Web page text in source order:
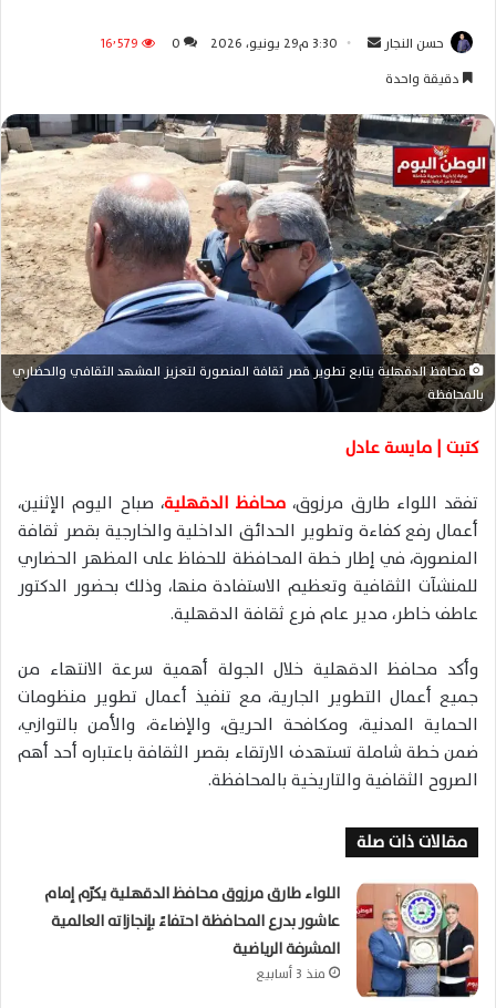
حسن النجار
ل
ب
ر
ي
د
ا
إ
ت
و
ن
3:30 م29 يونيو، 2026 0
16٬579
دقيقة واحدة
محافظ الدقهلية يتابع تطوير قصر ثقافة المنصورة لتعزيز المشهد الثقافي والحضاري
بالمحافظة
كتبت | مايسة عادل
تفقد اللواء طارق مرزوق، محافظ الدقهلية، صباح اليوم الإثنين،
أعمال رفع كفاءة وتطوير الحدائق الداخلية والخارجية بقصر ثقافة
المنصورة، في إطار خطة المحافظة للحفاظ على المظهر الحضاري
للمنشآت الثقافية وتعظيم الاستفادة منها، وذلك بحضور الدكتور
عاطف خاطر، مدير عام فرع ثقافة الدقهلية.
وأكد محافظ الدقهلية خلال الجولة أهمية سرعة الانتهاء من
جميع أعمال التطوير الجارية، مع تنفيذ أعمال تطوير منظومات
الحماية المدنية، ومكافحة الحريق، والإضاءة، والأمن بالتوازي،
ضمن خطة شاملة تستهدف الارتقاء بقصر الثقافة باعتباره أحد أهم
الصروح الثقافية والتاريخية بالمحافظة.
مقالات ذات صلة
اللواء طارق مرزوق محافظ الدقهلية يكرّم إمام
عاشور بدرع المحافظة احتفاءً بإنجازاته العالمية
المشرفة الرياضية
منذ 3 أسابيع